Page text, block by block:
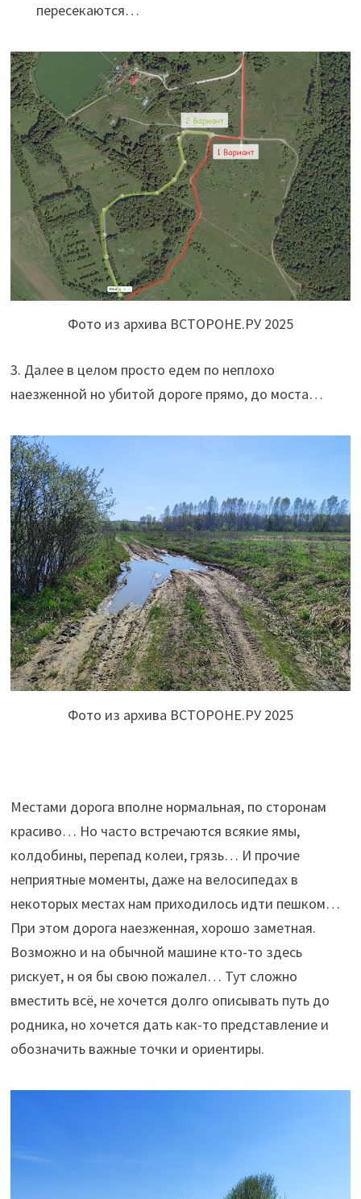
пересекаются…
Фото из архива ВСТОРОНЕ.РУ 2025
3. Далее в целом просто едем по неплохо
наезженной но убитой дороге прямо, до моста…
Фото из архива ВСТОРОНЕ.РУ 2025
Местами дорога вполне нормальная, по сторонам
красиво… Но часто встречаются всякие ямы,
колдобины, перепад колеи, грязь… И прочие
неприятные моменты, даже на велосипедах в
некоторых местах нам приходилось идти пешком…
При этом дорога наезженная, хорошо заметная.
Возможно и на обычной машине кто-то здесь
рискует, н оя бы свою пожалел… Тут сложно
вместить всё, не хочется долго описывать путь до
родника, но хочется дать как-то представление и
обозначить важные точки и ориентиры.